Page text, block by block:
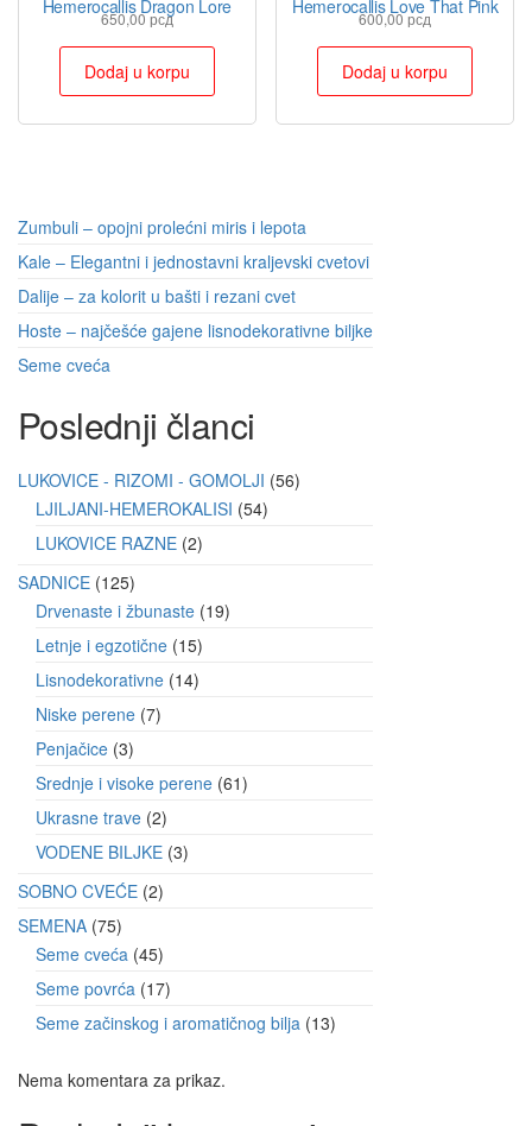
Hemerocallis Dragon Lore
650,00рсд
Dodaj u korpu
Hemerocallis Love That Pink
600,00рсд
Dodaj u korpu
Zumbuli – opojni prolećni miris i lepota
Kale – Elegantni i jednostavni kraljevski cvetovi
Dalije – za kolorit u bašti i rezani cvet
Hoste – najčešće gajene lisnodekorativne biljke
Seme cveća
Poslednji članci
LUKOVICE - RIZOMI - GOMOLJI 56
LJILJANI-HEMEROKALISI 54
LUKOVICE RAZNE 2
SADNICE 125
Drvenaste i žbunaste 19
Letnje i egzotične 15
Lisnodekorativne 14
Niske perene 7
Penjačice 3
Srednje i visoke perene 61
Ukrasne trave 2
VODENE BILJKE 3
SOBNO CVEĆE 2
SEMENA 75
Seme cveća 45
Seme povrća 17
Seme začinskog i aromatičnog bilja 13
Nema komentara za prikaz.